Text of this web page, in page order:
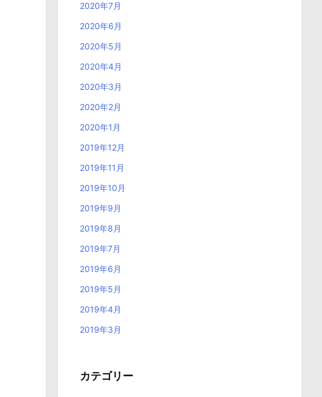
2020年7月
2020年6月
2020年5月
2020年4月
2020年3月
2020年2月
2020年1月
2019年12月
2019年11月
2019年10月
2019年9月
2019年8月
2019年7月
2019年6月
2019年5月
2019年4月
2019年3月
カテゴリー